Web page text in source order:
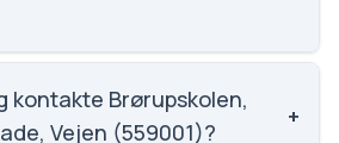
på Brørupskolen, afdeling
er 7.1, nummer 849 ud af
kontakte Brørupskolen,
Vejen (559001)?
+